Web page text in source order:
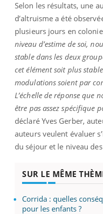
Selon les résultats, une
d’altruisme a été
plusieurs jours en
niveau d’estime de soi,
stable dans les deux
cet élément soit plus
modulations soient par
L’échelle de réponse que
être pas assez spécifique
déclaré Yves Gerber,
auteurs veulent évaluer
du séjour et le niveau
SUR LE MÊME
Corrida : quelles
pour les enfants ?